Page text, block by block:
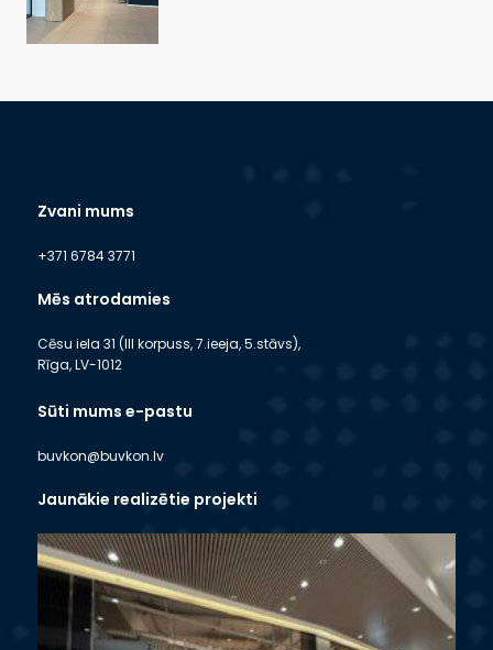
Zvani mums
+371 6784 3771
Mēs atrodamies
Cēsu iela 31 (III korpuss, 7.ieeja, 5.stāvs),
Rīga, LV-1012
Sūti mums e-pastu
buvkon@buvkon.lv
Jaunākie realizētie projekti